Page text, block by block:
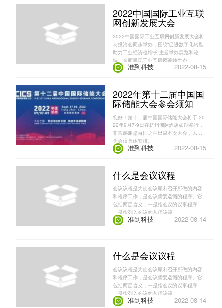
2022中国国际工业互联
网创新发展大会
2022中国国际工业互联网创新发展大会将
与投洽会同步举办，围绕“促进数字化转型
助力工业经济稳增长”主题举办展览和论
坛，全面呈现工业互联网蓬勃生态。
准到科技 2022-08-15
2022年第十二届中国国
际储能大会参会须知
您好！第十二届中国国际储能大会将于 20
22年9月7-9日在杭州洲际酒店如期举行，
非常感谢您百忙之中出席本次大会，以下
为会议具体安排。
准到科技 2022-08-15
什么是会议议程
会议议程是为使会议顺利召开所做的内容
和程序工作，是会议需要遵循的程序。它
包括两层含义，一是指会议的议事程序，
二是指列入会议的各项议题。
准到科技 2022-08-14
什么是会议议程
会议议程是为使会议顺利召开所做的内容
和程序工作，是会议需要遵循的程序。它
包括两层含义，一是指会议的议事程序，
二是指列入会议的各项议题。
准到科技 2022-08-14